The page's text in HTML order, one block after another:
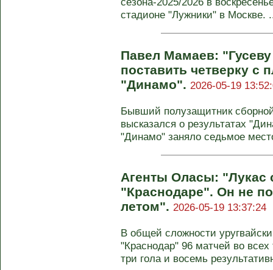
стадионе "Лужники" в Москве.
Павел Мамаев:
поставить четверку с
"Динамо". 2026-05-19
Бывший полузащитник
высказался о результатах
"Динамо" заняло седьмое
Агенты Оласы: "Лукас
"Краснодаре". Он не
летом". 2026-05-19 13:37:24
В общей сложности
"Краснодар" 96 матчей во
три гола и восемь